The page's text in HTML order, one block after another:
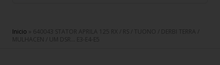
Se encuentra usted aquí
Inicio » 640043 STATOR APRILA 125 RX / RS / TUONO / DERBI TERRA /
MULHACEN / UM DSR... E3-E4-E5